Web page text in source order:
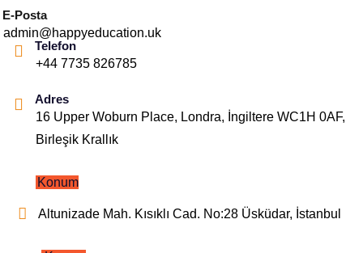
E-Posta
admin@happyeducation.uk
Telefon
+44 7735 826785
Adres
16 Upper Woburn Place, Londra, İngiltere WC1H 0AF,
Birleşik Krallık
Konum
Altunizade Mah. Kısıklı Cad. No:28 Üsküdar, İstanbul